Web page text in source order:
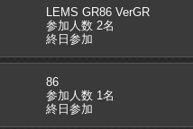
LEMS GR86 VerGR
参加人数 2名
終日参加
86
参加人数 1名
終日参加